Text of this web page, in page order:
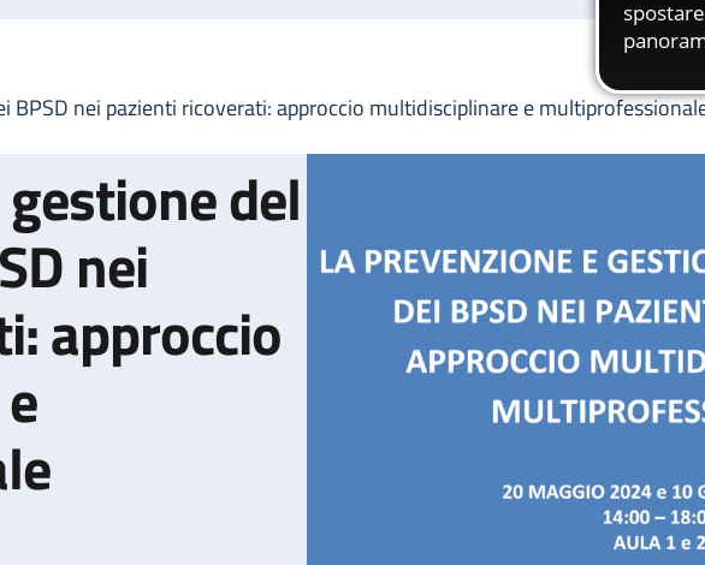
BPSD nei pazienti ricoverati: approccio multidisciplinare e
del
nei
approccio